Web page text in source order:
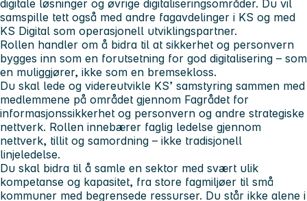
digitale løsninger og øvrige digitaliseringsområder. Du vil
samspille tett også med andre fagavdelinger i KS og med
KS Digital som operasjonell utviklingspartner.
Rollen handler om å bidra til at sikkerhet og personvern
bygges inn som en forutsetning for god digitalisering – som
en muliggjører, ikke som en bremsekloss.
Du skal lede og videreutvikle KS’ samstyring sammen med
medlemmene på området gjennom Fagrådet for
informasjonssikkerhet og personvern og andre strategiske
nettverk. Rollen innebærer faglig ledelse gjennom
nettverk, tillit og samordning – ikke tradisjonell
linjeledelse.
Du skal bidra til å samle en sektor med svært ulik
kompetanse og kapasitet, fra store fagmiljøer til små
kommuner med begrensede ressurser. Du står ikke alene i